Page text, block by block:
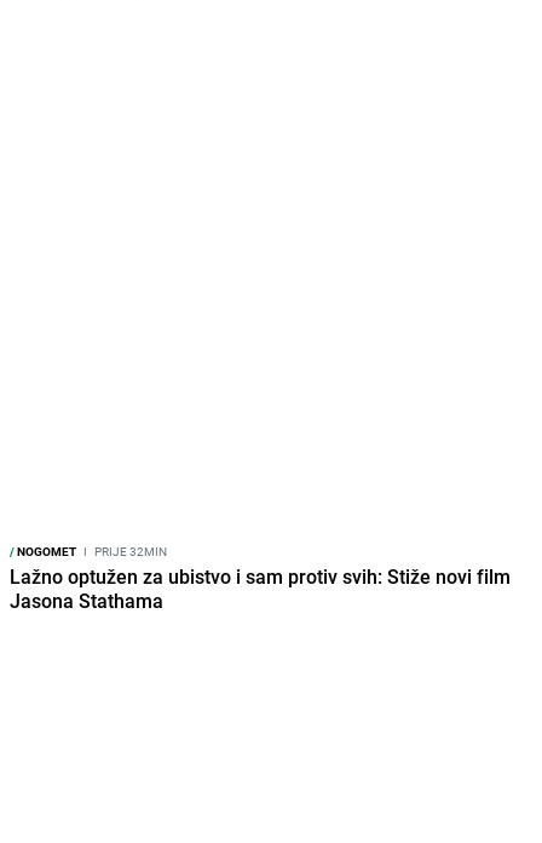
/NOGOMET I PRIJE 32MIN
Lažno optužen za ubistvo i sam protiv svih: Stiže novi film
Jasona Stathama